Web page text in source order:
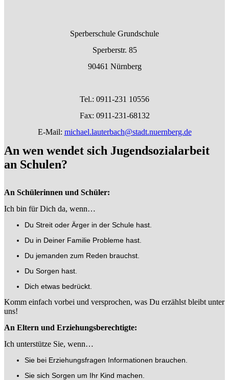
Sperberschule Grundschule
Sperberstr. 85
90461 Nürnberg
Tel.: 0911-231 10556
Fax: 0911-231-68132
E-Mail: michael.lauterbach@stadt.nuernberg.de
An wen wendet sich Jugendsozialarbeit
an Schulen?
An Schülerinnen und Schüler:
Ich bin für Dich da, wenn…
Du Streit oder Ärger in der Schule hast.
Du in Deiner Familie Probleme hast.
Du jemanden zum Reden brauchst.
Du Sorgen hast.
Dich etwas bedrückt.
Komm einfach vorbei und versprochen, was Du erzählst bleibt unter
uns!
An Eltern und Erziehungsberechtigte:
Ich unterstütze Sie, wenn…
Sie bei Erziehungsfragen Informationen brauchen.
Sie sich Sorgen um Ihr Kind machen.